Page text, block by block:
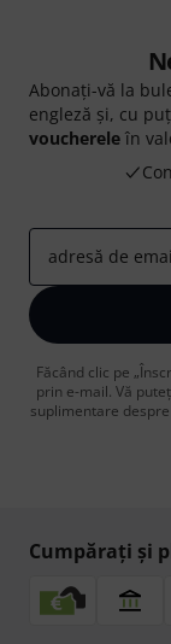
Abonați-vă la
engleză și, cu
voucherele în
adresă de
Făcând clic pe
prin e-mail. Vă
suplimentare
Cumpărați și